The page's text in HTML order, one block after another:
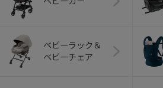
ベビーラック＆
ベビーチェア